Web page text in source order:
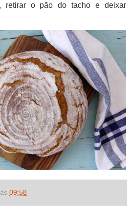
retirar o pão do tacho e deixar
09:58